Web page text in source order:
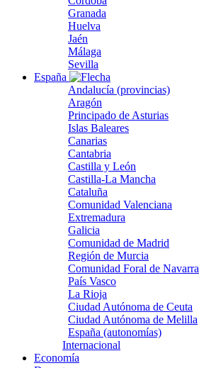
Granada
Huelva
Jaén
Málaga
Sevilla
España
Andalucía (provincias)
Aragón
Principado de Asturias
Islas Baleares
Canarias
Cantabria
Castilla y León
Castilla-La Mancha
Cataluña
Comunidad Valenciana
Extremadura
Galicia
Comunidad de Madrid
Región de Murcia
Comunidad Foral de Navarra
País Vasco
La Rioja
Ciudad Autónoma de Ceuta
Ciudad Autónoma de Melilla
España (autonomías)
Internacional
Economía